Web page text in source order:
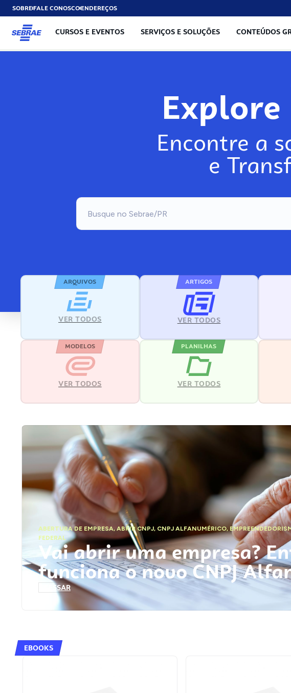
SOBREFALE CONOSCOENDEREÇOS
CURSOS E EVENTOS SERVIÇOS E SOLUÇÕES CONTEÚDOS
Explore
Encontre a
e
ARQUIVOS
VER TODOS
ARTIGOS
VER TODOS
MODELOS
VER TODOS
PLANILHAS
VER TODOS
ABERTURA DE EMPRESA,ABRIR CNPJ, CNPJ ALFANUMÉRICO,
FEDERAL
Vai abrir uma empresa?
funciona o novo CNPJ
ACESSAR
EBOOKS